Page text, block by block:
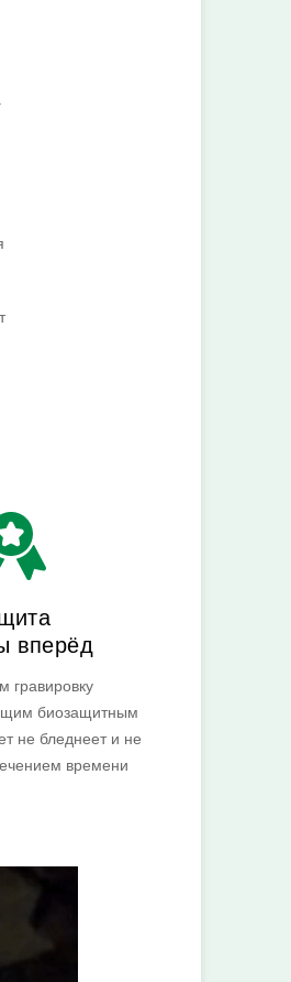
вперёд
гравировку
биозащитным
не бледнеет и не
времени